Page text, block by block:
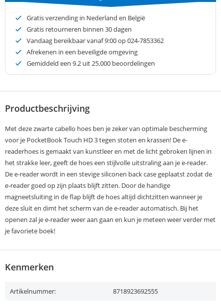
Gratis verzending in Nederland en België
Gratis retourneren binnen 30 dagen
Vandaag bereikbaar vanaf 9:00 op 024-7853362
Afrekenen in een beveiligde omgeving
Gemiddeld een 9.2 uit 25.000 beoordelingen
Productbeschrijving
Met deze zwarte cabello hoes ben je zeker van optimale bescherming
voor je PocketBook Touch HD 3 tegen stoten en krassen! De e-
readerhoes is gemaakt van kunstleer en met de licht gebroken lijnen in
het strakke leer, geeft de hoes een stijlvolle uitstraling aan je e-reader.
De e-reader wordt in een stevige siliconen back case geplaatst zodat de
e-reader goed op zijn plaats blijft zitten. Door de handige
magneetsluiting in de flap blijft de hoes altijd dichtzitten wanneer je
deze sluit en dimt het scherm van de e-reader automatisch. Bij het
openen zal je e-reader weer aan gaan en kun je meteen weer verder met
je favoriete boek!
Kenmerken
Artikelnummer: 8718923692555